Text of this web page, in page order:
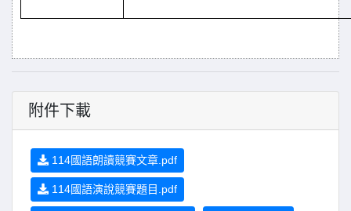
附件下載
114國語朗讀競賽文章.pdf
114國語演說競賽題目.pdf